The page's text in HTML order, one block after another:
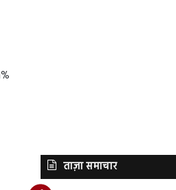
ताज़ा समाचार